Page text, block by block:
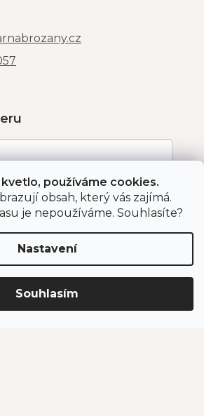
používáme cookies.
obsah, který vás zajímá.
je nepoužíváme. Souhlasíte?
Nastavení
Souhlasím
s podmínkamiochrany
ochrany údajů